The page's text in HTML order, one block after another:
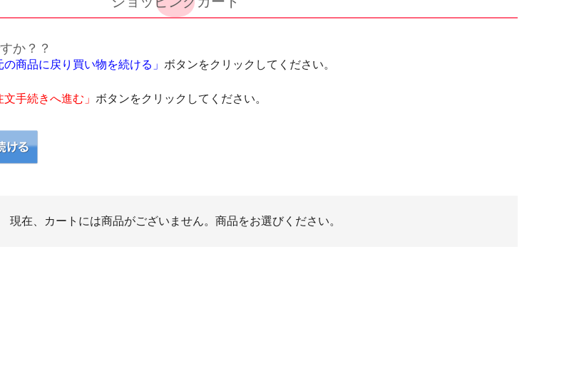
か？？
の商品に戻り買い物を続ける」 ボタンをクリックしてください。
文手続きへ進む」 ボタンをクリックしてください。
現在、カートには商品がございません。商品をお選びください。